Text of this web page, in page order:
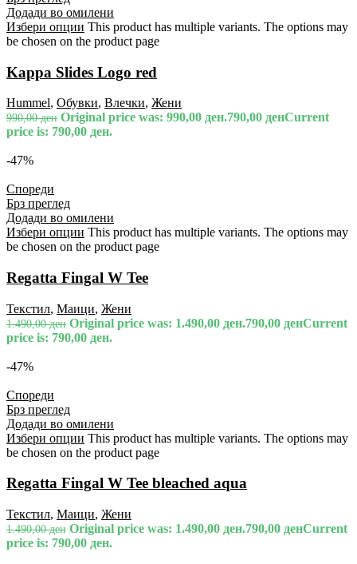
Додади во омилени
Избери опции This product has multiple variants. The options may
be chosen on the product page
Kappa Slides Logo red
Hummel, Обувки, Влечки, Жени
990,00ден Original price was: 990,00 ден.790,00 денCurrent
price is: 790,00 ден.
-47%
Спореди
Брз преглед
Додади во омилени
Избери опции This product has multiple variants. The options may
be chosen on the product page
Regatta Fingal W Tee
Текстил, Маици, Жени
1.490,00ден Original price was: 1.490,00 ден.790,00 денCurrent
price is: 790,00 ден.
-47%
Спореди
Брз преглед
Додади во омилени
Избери опции This product has multiple variants. The options may
be chosen on the product page
Regatta Fingal W Tee bleached aqua
Текстил, Маици, Жени
1.490,00ден Original price was: 1.490,00 ден.790,00 денCurrent
price is: 790,00 ден.